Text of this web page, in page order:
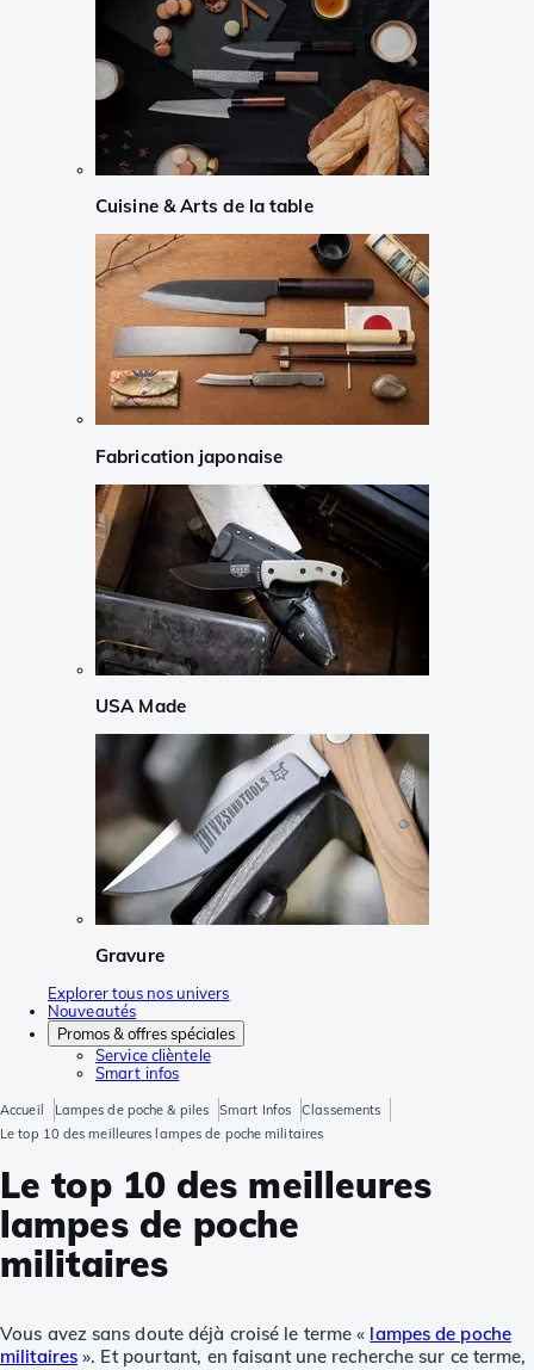
Cuisine & Arts de la table
Fabrication japonaise
USA Made
Gravure
Explorer tous nos univers
Nouveautés
Promos & offres spéciales
Service clièntele
Smart infos
Accueil Lampes de poche & piles Smart Infos
Classements
Le top 10 des meilleures lampes de poche militaires
Le top 10 des meilleures
lampes de poche
militaires
Vous avez sans doute déjà croisé le terme « lampes de poche
militaires ». Et pourtant, en faisant une recherche sur ce terme,